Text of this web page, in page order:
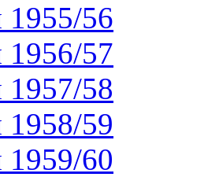
1955/56
1956/57
1957/58
1958/59
1959/60